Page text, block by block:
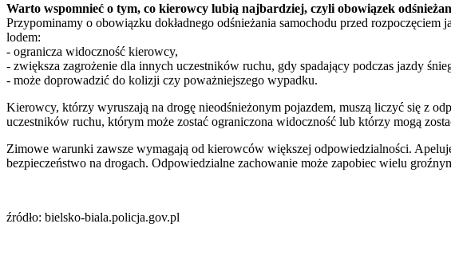
Warto wspomnieć o tym, co kierowcy lubią najbardziej, czyli obowiązek
Przypominamy o obowiązku dokładnego odśnieżania samochodu przed
lodem:
- ogranicza widoczność kierowcy,
- zwiększa zagrożenie dla innych uczestników ruchu, gdy spadający podczas jazdy
- może doprowadzić do kolizji czy poważniejszego wypadku.
Kierowcy, którzy wyruszają na drogę nieodśnieżonym pojazdem, muszą liczyć się z
uczestników ruchu, którym może zostać ograniczona widoczność lub którzy mogą
Zimowe warunki zawsze wymagają od kierowców większej odpowiedzialności.
bezpieczeństwo na drogach. Odpowiedzialne zachowanie może zapobiec wielu
źródło: bielsko-biala.policja.gov.pl